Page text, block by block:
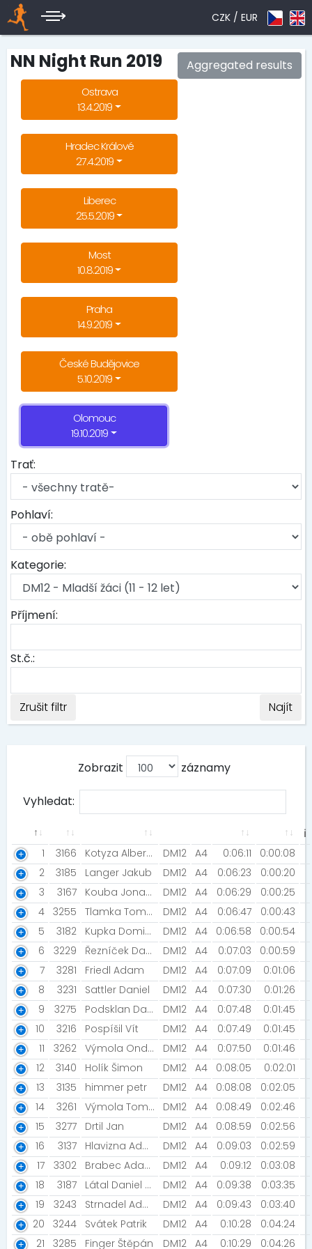
CZK / EUR
Aggregated results
NN Night Run 2019
Ostrava
13.4.2019
Hradec Králové
27.4.2019
Liberec
25.5.2019
Most
10.8.2019
Praha
14.9.2019
České Budějovice
5.10.2019
Olomouc
19.10.2019
Trať:
Pohlaví:
Kategorie:
Příjmení:
St.č.:
Zrušit filtr Najít
Zobrazit záznamy
Vyhledat:
ℹ
1
3166 Kotyza Albert [AK Olomouc] DM12 A4 0:06:11
0:00:08
2
3185 Langer Jakub DM12 A4 0:06:23
0:00:20
3
3167 Kouba Jonatan [SK Přerov] DM12 A4 0:06:29
0:00:25
4 3255 Tlamka Tomáš [Tlamka] DM12 A4 0:06:47
0:00:43
5
3182 Kupka Dominik [Night Run Team] DM12 A4 0:06:58
0:00:54
6
3229 Řezníček Daniel [SDH Moravský Beroun ] DM12 A4 0:07:03
0:00:59
7
3281 Friedl Adam DM12 A4 0:07:09
0:01:06
8
3231 Sattler Daniel DM12 A4 0:07:30
0:01:26
9
3275 Podsklan David DM12 A4 0:07:48
0:01:45
10
3216 Pospíšil Vít DM12 A4 0:07:49
0:01:45
11
3262 Výmola Ondřej Vít DM12 A4 0:07:50
0:01:46
12
3140 Holík Šimon DM12 A4 0:08:05
0:02:01
13
3135 himmer petr DM12 A4 0:08:08
0:02:05
14
3261 Výmola Tomáš Jiří DM12 A4 0:08:49
0:02:46
15
3277 Drtil Jan DM12 A4 0:08:59
0:02:56
16
3137 Hlavizna Adam DM12 A4 0:09:03
0:02:59
17
3302 Brabec Adam [SDH Krasice] DM12 A4 0:09:12
0:03:08
18
3187 Látal Daniel [SDH Krasice] DM12 A4 0:09:38
0:03:35
19
3243 Strnadel Adam DM12 A4 0:09:43
0:03:40
20
3244 Svátek Patrik DM12 A4 0:10:28
0:04:24
21
3285 Finger Štěpán DM12 A4 0:10:29 0:04:26